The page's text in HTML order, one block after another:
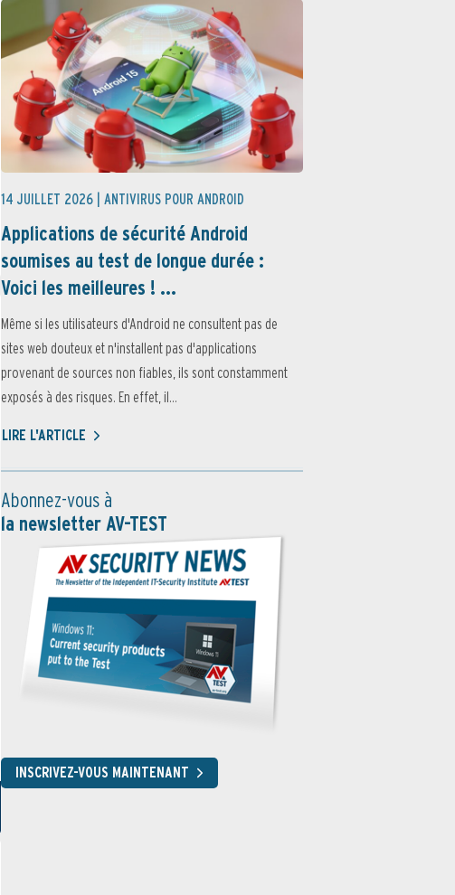
14 JUILLET 2026 | ANTIVIRUS POUR ANDROID
Applications de sécurité Android
soumises au test de longue durée :
Voici les meilleures ! ...
Même si les utilisateurs d'Android ne consultent pas de
sites web douteux et n'installent pas d'applications
provenant de sources non fiables, ils sont constamment
exposés à des risques. En effet, il...
LIRE L'ARTICLE
Abonnez-vous à
la newsletter AV-TEST
INSCRIVEZ-VOUS MAINTENANT